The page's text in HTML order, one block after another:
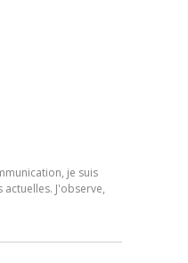
je suis
J'observe,